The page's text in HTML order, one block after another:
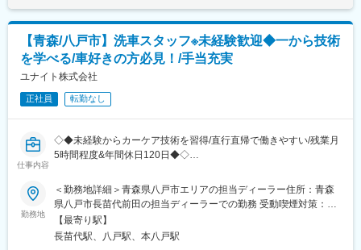
・座学についてはメーカーのリモート研修があります。商材の知
識や、積算（工事の見積もりを出す事）など非常に手厚い研修内
容となっています。
※メーカーの営業の方との同行などもございます。
■教育体制：
有資格者を集めて、工事本部体制を強化しました。2級建築施工管
理の合格者には5万円を支給しサポートています。2020年から10
名が合格しています。
青森支店には９名（営業3名、配送２名、施工１名、事務３名）が
在籍しております。
■働く環境：
【青森/八戸市】洗車スタッフ※未経験歓迎◆一から技術
を学べる/車好きの方必見！/手当充実
ユナイト株式会社
正社員 転勤なし
仕事内容
◇◆未経験からカーケア技術を習得/直行直帰で働きやすい/残業月
5時間程度&年間休日120日◆◇
■業務内容：
全国でシェアを誇るコーティング会社である当社にて、担当エリ
アの中古車ディーラーに出張し、洗車・車内清掃・コーティング
を担当するスタッフをお任せします。
勤務地
＜勤務地詳細＞青森県八戸市エリアの担当ディーラー住所：青森
県八戸市長苗代前田の担当ディーラーでの勤務 受動喫煙対策：屋
内全面禁煙変更の範囲：会社の定める事業所
【最寄り駅】
長苗代駅、八戸駅、本八戸駅